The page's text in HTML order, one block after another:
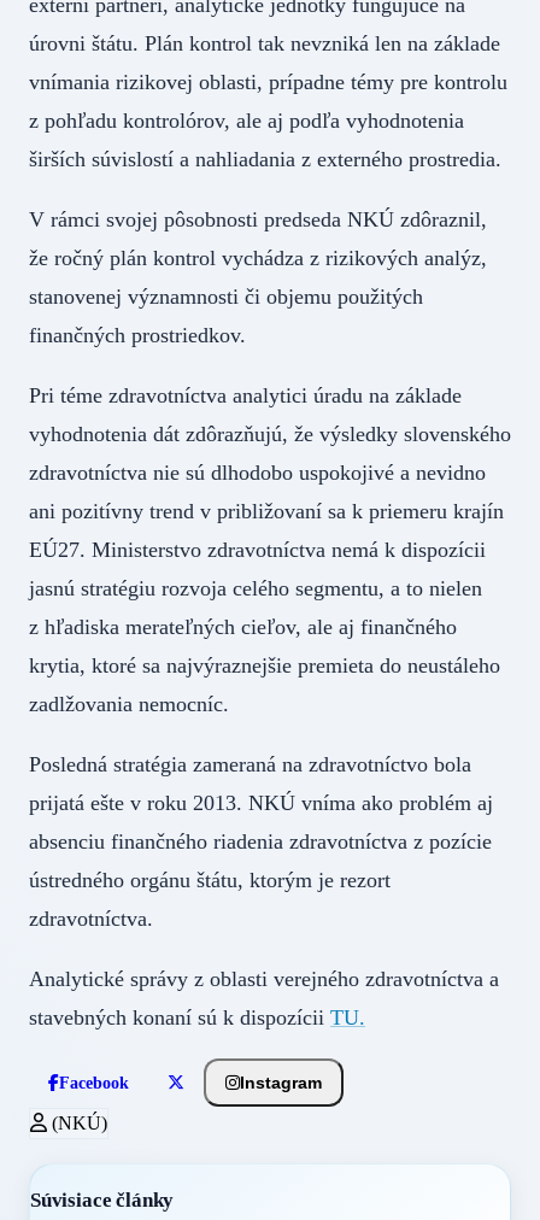
úrovni štátu. Plán kontrol tak nevzniká len na základe
vnímania rizikovej oblasti, prípadne témy pre kontrolu
z pohľadu kontrolórov, ale aj podľa vyhodnotenia
širších súvislostí a nahliadania z externého prostredia.
V rámci svojej pôsobnosti predseda NKÚ zdôraznil,
že ročný plán kontrol vychádza z rizikových analýz,
stanovenej významnosti či objemu použitých
finančných prostriedkov.
Pri téme zdravotníctva analytici úradu na základe
vyhodnotenia dát zdôrazňujú, že výsledky slovenského
zdravotníctva nie sú dlhodobo uspokojivé a nevidno
ani pozitívny trend v približovaní sa k priemeru krajín
EÚ27. Ministerstvo zdravotníctva nemá k dispozícii
jasnú stratégiu rozvoja celého segmentu, a to nielen
z hľadiska merateľných cieľov, ale aj finančného
krytia, ktoré sa najvýraznejšie premieta do neustáleho
zadlžovania nemocníc.
Posledná stratégia zameraná na zdravotníctvo bola
prijatá ešte v roku 2013. NKÚ vníma ako problém aj
absenciu finančného riadenia zdravotníctva z pozície
ústredného orgánu štátu, ktorým je rezort
zdravotníctva.
Analytické správy z oblasti verejného zdravotníctva a
stavebných konaní sú k dispozícii TU.
Facebook Instagram
(NKÚ)
Súvisiace články